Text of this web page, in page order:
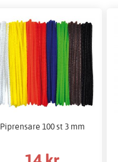
Piprensare 100 st 3 mm